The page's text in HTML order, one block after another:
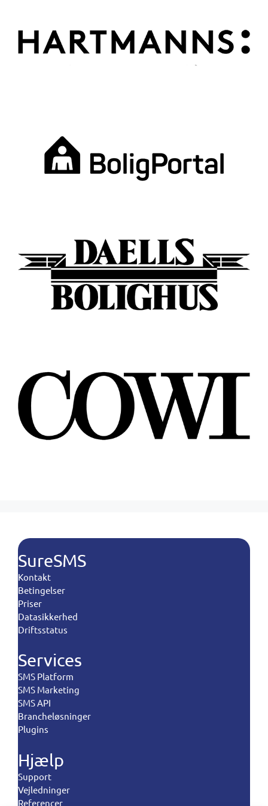
SureSMS
Kontakt
Betingelser
Priser
Datasikkerhed
Driftsstatus
Services
SMS Platform
SMS Marketing
SMS API
Brancheløsninger
Plugins
Hjælp
Support
Vejledninger
Referencer